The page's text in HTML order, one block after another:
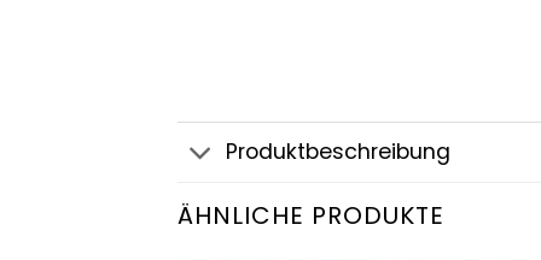
Produktbeschreibung
ÄHNLICHE PRODUKTE